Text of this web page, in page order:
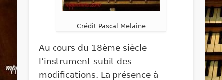
Crédit Pascal Melaine
Au cours du 18ème siècle
l’instrument subit des
modifications. La présence à